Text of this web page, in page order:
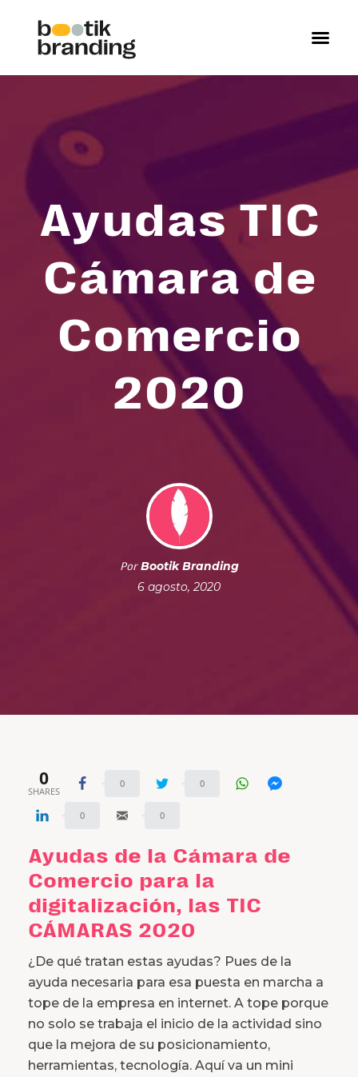
Ayudas TIC
Cámara de
Comercio
2020
PorBootik Branding
6 agosto, 2020
0
SHARES
0 0
0 0
Ayudas de la Cámara de
Comercio para la
digitalización, las TIC
CÁMARAS 2020
¿De qué tratan estas ayudas? Pues de la
ayuda necesaria para esa puesta en marcha a
tope de la empresa en internet. A tope porque
no solo se trabaja el inicio de la actividad sino
que la mejora de su posicionamiento,
herramientas, tecnología. Aquí va un mini